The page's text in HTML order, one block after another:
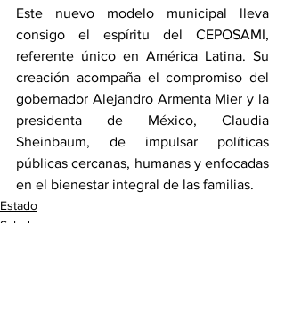
Este nuevo modelo municipal lleva
consigo el espíritu del CEPOSAMI,
referente único en América Latina. Su
creación acompaña el compromiso del
gobernador Alejandro Armenta Mier y la
presidenta de México, Claudia
Sheinbaum, de impulsar políticas
públicas cercanas, humanas y enfocadas
en el bienestar integral de las familias.
Estado
Salud